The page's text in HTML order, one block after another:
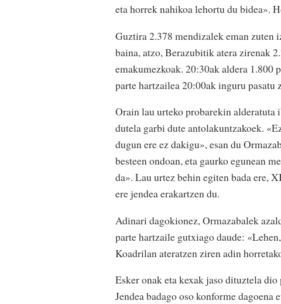
eta horrek nahikoa lehortu du bidea».
Guztira 2.378 mendizalek eman zuten
baina, atzo, Berazubitik atera zirenak
emakumezkoak. 20:30ak aldera
parte hartzailea 20:00ak inguru pasatu
Orain lau urteko probarekin
dutela garbi dute antolakuntzakoek.
dugun ere ez dakigu», esan du
besteen ondoan, eta gaurko egunean
da». Lau urtez behin egiten bada ere,
ere jendea erakartzen du.
Adinari dagokionez, Ormazabalek
parte hartzaile gutxiago daude:
Koadrilan ateratzen ziren adin
Esker onak eta kexak jaso dituztela
Jendea badago oso konforme